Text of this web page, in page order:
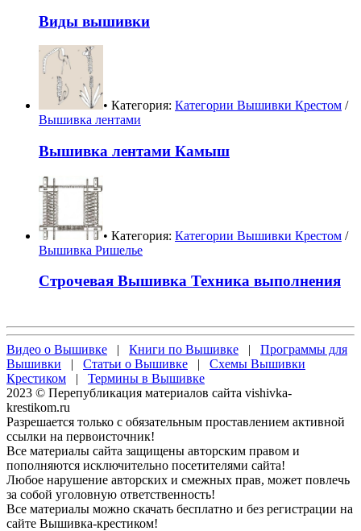
Виды вышивки
• Категория: Категории Вышивки Крестом /
Вышивка лентами
Вышивка лентами Камыш
• Категория: Категории Вышивки Крестом /
Вышивка Ришелье
Строчевая Вышивка Техника выполнения
Видео о Вышивке | Книги по Вышивке | Программы для
Вышивки | Статьи о Вышивке | Схемы Вышивки
Крестиком | Термины в Вышивке
2023 © Перепубликация материалов сайта vishivka-
krestikom.ru
Разрешается только с обязательным проставлением активной
ссылки на первоисточник!
Все материалы сайта защищены авторским правом и
пополняются исключительно посетителями сайта!
Любое нарушение авторских и смежных прав, может повлечь
за собой уголовную ответственность!
Все материалы можно скачать бесплатно и без регистрации на
сайте Вышивка-крестиком!